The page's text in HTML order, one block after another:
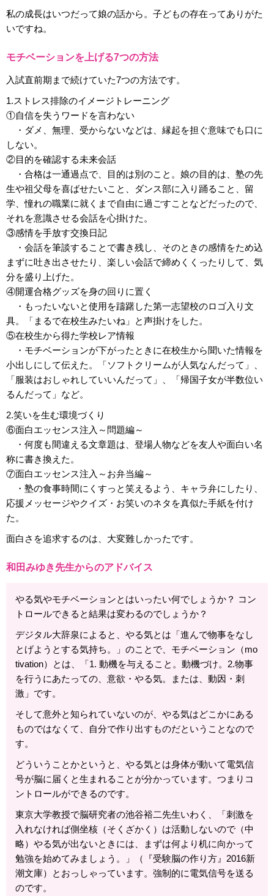
私の成長はいつだって娘の話から。子どもの存在ってありがた
いですね。
モチベーションを上げる7つの方法
入試直前期まで続けていた7つの方法です。
1.ストレス排除のイメージトレーニング
①自信を失うワードを言わない
・ダメ、無理、受からないなどは、縁起を担ぐ意味でも口に
しない。
②目的を確認する未来会話
・合格は一通過点で、目的は別のこと。娘の目的は、塾の先
生や祖父母を喜ばせたいこと、ダンス部に入り踊ること、留
学、憧れの職業に就くまで自由に過ごすことなどだったので、
それを意識させる会話を心掛けた。
③感情を手放す交換日記
・会話を筆談することで書き残し、そのときの感情をため込
まずに吐き出させたり、楽しい会話で締めくくったりして、気
分を盛り上げた。
④開運合格グッズを身の回りに置く
・もったいないと使用を躊躇した第一志望校のロゴ入り文
具。「まるで在校生みたいね」と声掛けをした。
⑤在校生から得た学校レア情報
・モチベーションが下がったときに在校生から聞いた情報を
小出しにして伝えた。「ソフトクリームが人気なんだって」、
「服装はおしゃれしていいんだって」、「帰国子女が半数位い
るんだって」など。
2.笑いを生む環境づくり
⑥面白エッセンス注入～問題編～
・何度も間違える文章題は、登場人物などを友人や面白い名
称に書き換えた。
⑦面白エッセンス注入～お弁当編～
・塾の食事時間にくすっと笑えるよう、キャラ弁にしたり、
応援メッセージやクイズ・お笑いのネタを真似た手紙を付け
た。
面白さを追求するのは、大変難しかったです。
和田みゆき先生からのアドバイス
やる気やモチベーションとはいったい何でしょうか？ コン
トロールできると結果は変わるのでしょうか？
デジタル大辞泉によると、やる気とは「進んで物事をなし
とげようとする気持ち。」のことで、モチベーション（mo
tivation）とは、「1. 動機を与えること。動機づけ。2.物事
を行うにあたっての、意欲・やる気。または、動因・刺
激」です。
そして意外と知られていないのが、やる気はどこかにある
ものではなくて、自分で作り出すものだということなので
す。
どういうことかというと、やる気とは身体が動いて電気信
号が脳に届くと生まれることが分かっています。つまりコ
ントロールができるのです。
東京大学教授で脳研究者の池谷裕二先生いわく、「刺激を
入れなければ側坐核（そくざかく）は活動しないので（中
略）やる気が出ないときには、まずは何より机に向かって
勉強を始めてみましょう。」（『受験脳の作り方』2016新
潮文庫）とおっしゃっています。強制的に電気信号を送る
のです。